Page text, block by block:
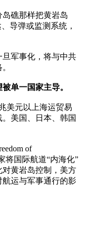
礁那样把黄岩岛
导弹或监测系统，
军事化，将与中共
单一国家主导。
美元以上海运贸易
美国、日本、韩国
of
将国际航道“内海化”
黄岩岛控制，美方
运与军事通行的影